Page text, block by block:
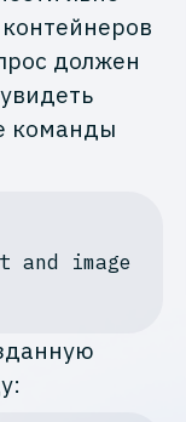
должен
команды
and image